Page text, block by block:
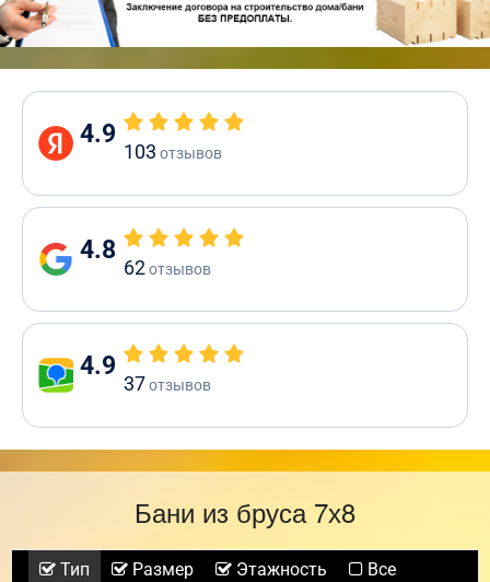
4.9
103 отзывов
4.8
62отзывов
4.9
37отзывов
Бани из бруса 7х8
Тип Размер Этажность Все